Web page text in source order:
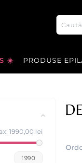
☀️ PRODUSE
1990,00 lei
1990